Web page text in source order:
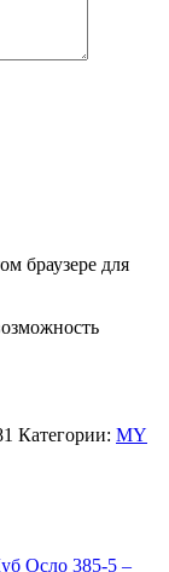
браузере для
Категории: MY